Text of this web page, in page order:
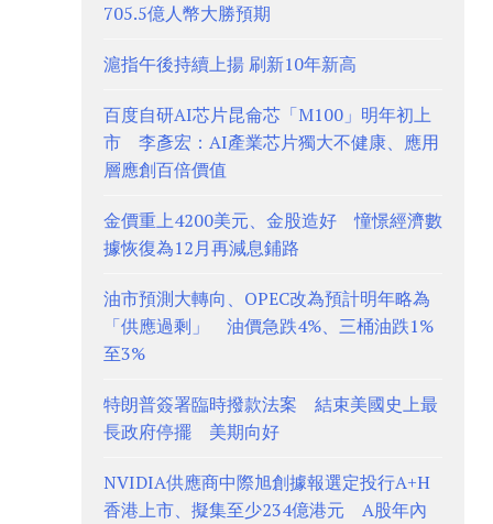
705.5億人幣大勝預期
滬指午後持續上揚 刷新10年新高
百度自研AI芯片昆侖芯「M100」明年初上
市 李彥宏：AI產業芯片獨大不健康、應用
層應創百倍價值
金價重上4200美元、金股造好 憧憬經濟數
據恢復為12月再減息鋪路
油市預測大轉向、OPEC改為預計明年略為
「供應過剩」 油價急跌4%、三桶油跌1%
至3%
特朗普簽署臨時撥款法案 結束美國史上最
長政府停擺 美期向好
NVIDIA供應商中際旭創據報選定投行A+H
香港上市、擬集至少234億港元 A股年內